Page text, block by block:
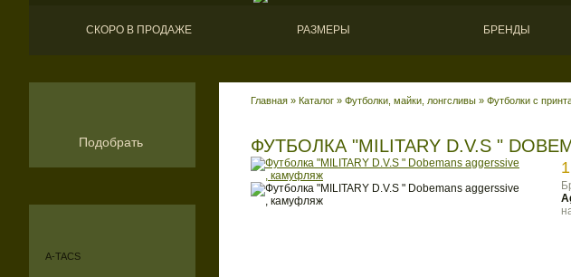
СКОРО В ПРОДАЖЕ РАЗМЕРЫ БРЕНДЫ
Подобрать
A-TACS
Главная » Каталог » Футболки, майки, лонгсливы » Футболки с
ФУТБОЛКА "MILITARY D.V.S "